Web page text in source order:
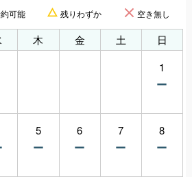
可能 残りわずか 空き無し
木 金 土
日
1
5 6 7 8